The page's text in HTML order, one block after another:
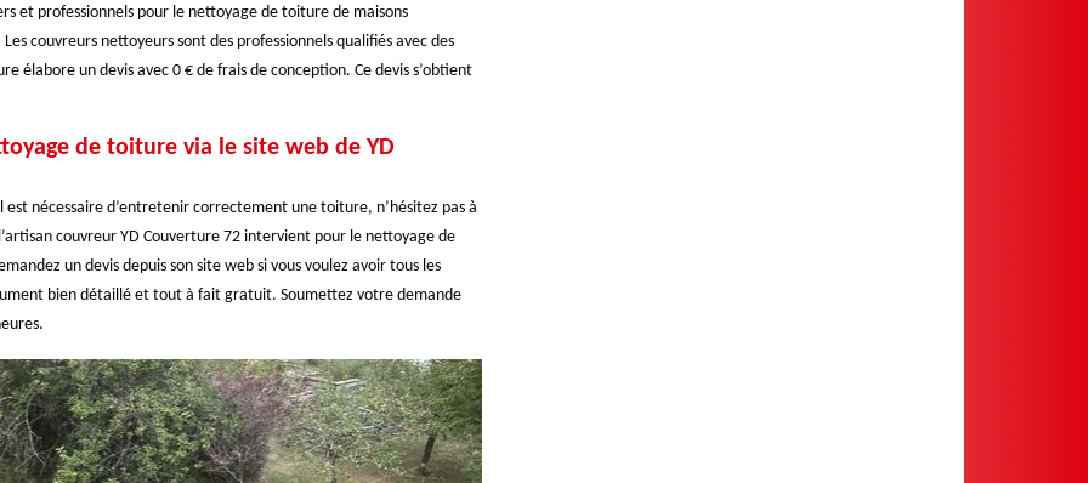
et professionnels pour le nettoyage de toiture de maisons
couvreurs nettoyeurs sont des professionnels qualifiés avec des
élabore un devis avec 0 € de frais de conception. Ce devis s’obtient
de toiture via le site web de YD
nécessaire d’entretenir correctement une toiture, n’hésitez pas à
couvreur YD Couverture 72 intervient pour le nettoyage de
un devis depuis son site web si vous voulez avoir tous les
bien détaillé et tout à fait gratuit. Soumettez votre demande